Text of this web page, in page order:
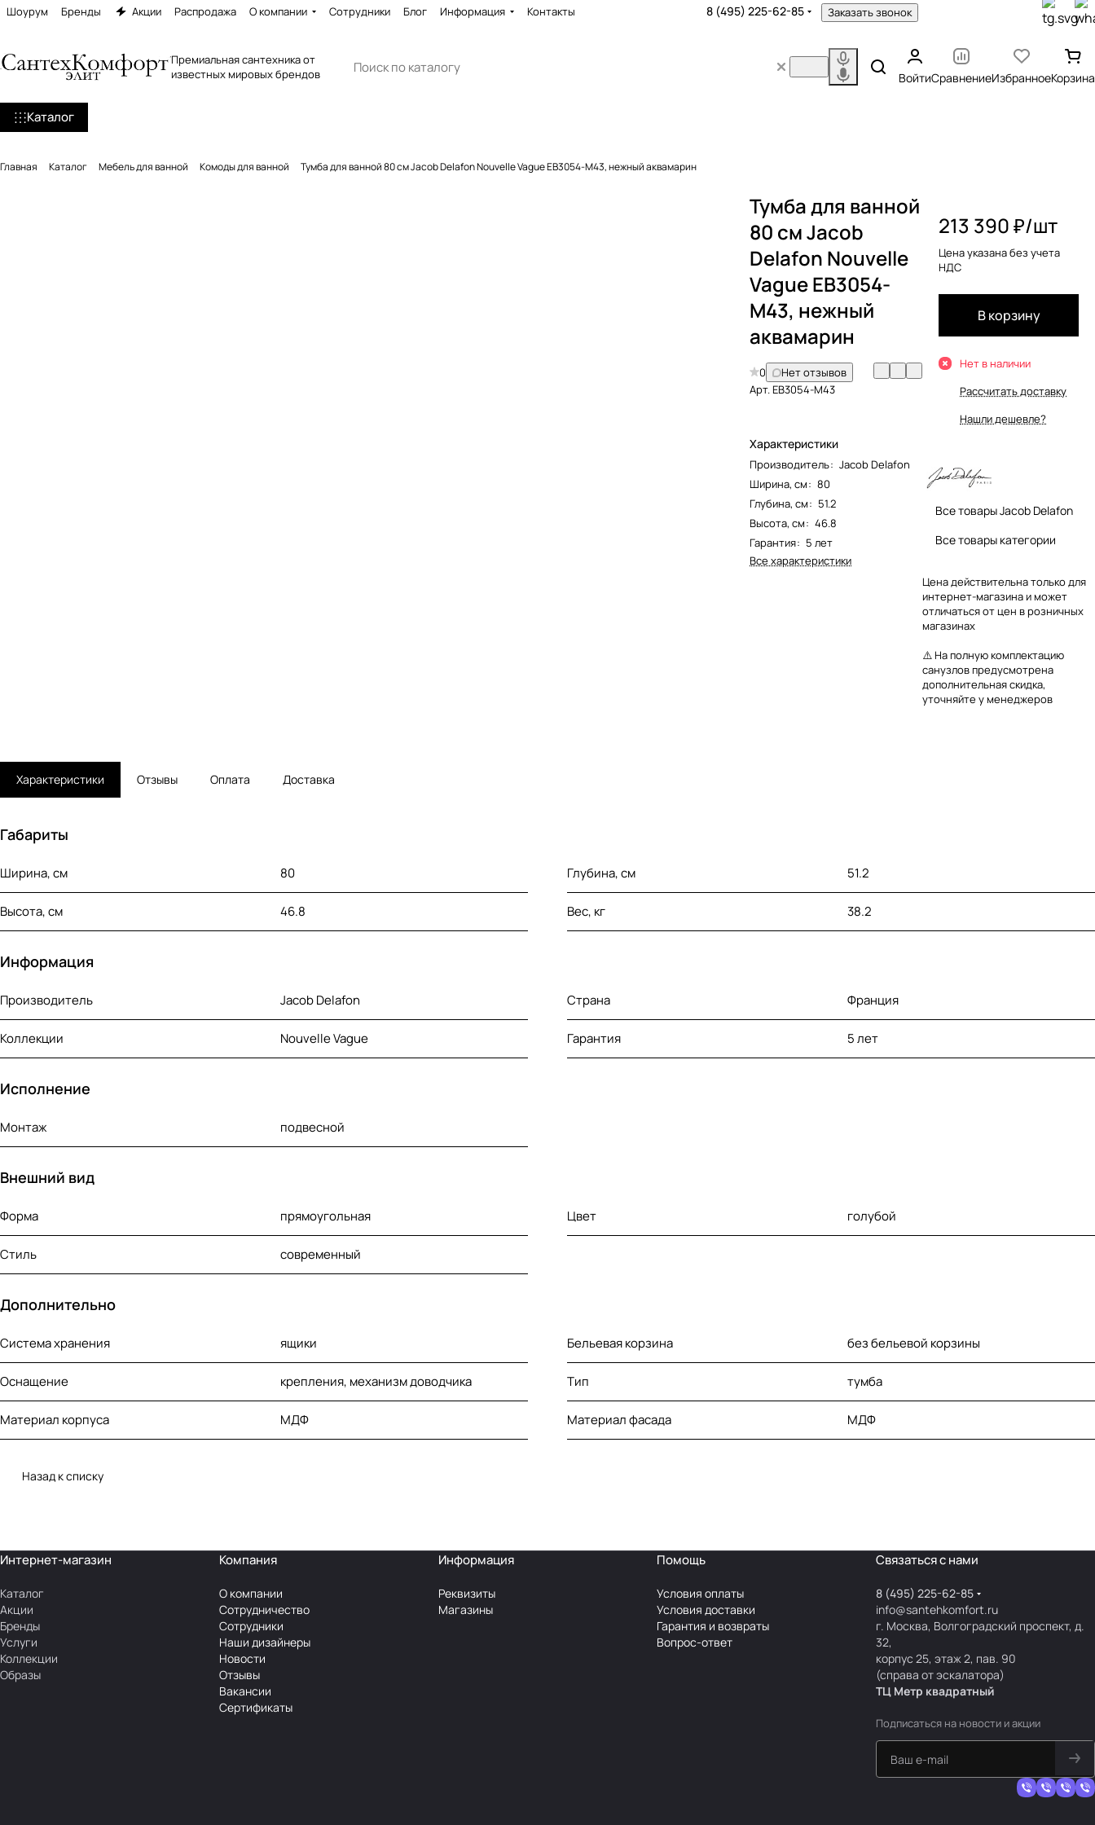
Шоурум Бренды Акции Распродажа О компании Сотрудники Блог Информация Контакты 8 (495) 225-62-85 Заказать звонок
Премиальная сантехника от
известных мировых брендов
ВойтиСравнениеИзбранноеКорзина
Каталог
Главная Каталог Мебель для ванной Комоды для ванной Тумба для ванной 80 см Jacob Delafon Nouvelle Vague EB3054-M43, нежный аквамарин
Тумба для ванной
80 см Jacob
Delafon Nouvelle
Vague EB3054-
M43, нежный
аквамарин
0
Нет отзывов
Арт.EB3054-M43
Характеристики
Производитель: Jacob Delafon
Ширина, см: 80
Глубина, см: 51.2
Высота, см: 46.8
Гарантия: 5 лет
Все характеристики
213 390 ₽/шт
Цена указана без учета
НДС
В корзину
Нет в наличии
Рассчитать доставку
Нашли дешевле?
Все товары Jacob Delafon
Все товары категории
Цена действительна только для
интернет-магазина и может
отличаться от цен в розничных
магазинах
⚠️ На полную комплектацию
санузлов предусмотрена
дополнительная скидка,
уточняйте у менеджеров
Характеристики Отзывы Оплата Доставка
Габариты
Ширина, см 80 Глубина, см 51.2
Высота, см 46.8 Вес, кг 38.2
Информация
Производитель Jacob Delafon Страна Франция
Коллекции Nouvelle Vague Гарантия 5 лет
Исполнение
Монтаж подвесной
Внешний вид
Форма прямоугольная Цвет голубой
Стиль современный
Дополнительно
Система хранения ящики Бельевая корзина без бельевой корзины
Оснащение крепления, механизм доводчика Тип тумба
Материал корпуса МДФ Материал фасада МДФ
Назад к списку
Интернет-магазин
Каталог
Акции
Бренды
Услуги
Коллекции
Образы
Компания
О компании
Сотрудничество
Сотрудники
Наши дизайнеры
Новости
Отзывы
Вакансии
Сертификаты
Информация
Реквизиты
Магазины
Помощь
Условия оплаты
Условия доставки
Гарантия и возвраты
Вопрос-ответ
Связаться с нами
8 (495) 225-62-85
info@santehkomfort.ru
г. Москва, Волгоградский проспект, д.
32,
корпус 25, этаж 2, пав. 90
(справа от эскалатора)
ТЦ Метр квадратный
Подписаться на новости и акции